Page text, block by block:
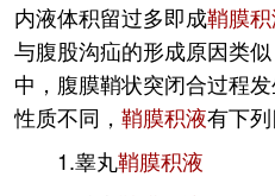
内液体积留过多即成鞘膜
与腹股沟疝的形成原因类
中，腹膜鞘状突闭合过程
性质不同， 鞘膜积液有下列
1.睾丸鞘膜积液